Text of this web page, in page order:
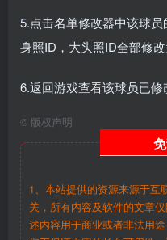
5.点击名单修改器中该球
身照ID，大头照ID全部修
6.返回游戏查看该球员已修
© 版权声明
1、本站提供的资源来源于互
关，所有内容及软件的文章
述内容用于商业或者非法用